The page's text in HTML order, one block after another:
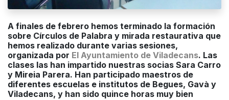
A finales de febrero hemos terminado la formación
sobre Círculos de Palabra y mirada restaurativa que
hemos realizado durante varias sesiones,
organizada por El Ayuntamiento de Viladecans. Las
clases las han impartido nuestras socias Sara Carro
y Mireia Parera. Han participado maestros de
diferentes escuelas e institutos de Begues, Gavà y
Viladecans, y han sido quince horas muy bien